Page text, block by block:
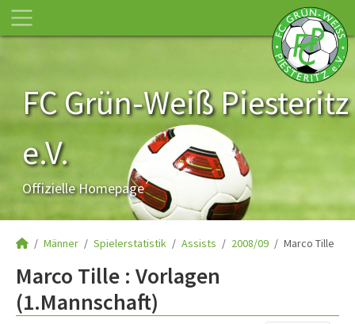
FC Grün-Weiß Piesteritz
e.V.
Offizielle Homepage
Männer Spielerstatistik Assists 2008/09 Marco Tille
Marco Tille : Vorlagen
(1.Mannschaft)